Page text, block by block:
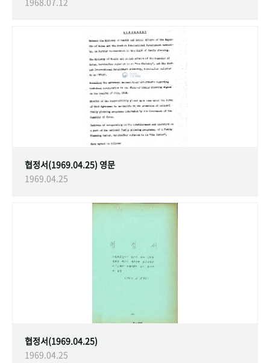
협정서(1969.04.25) 영문
1969.04.25
협정서(1969.04.25)
1969.04.25